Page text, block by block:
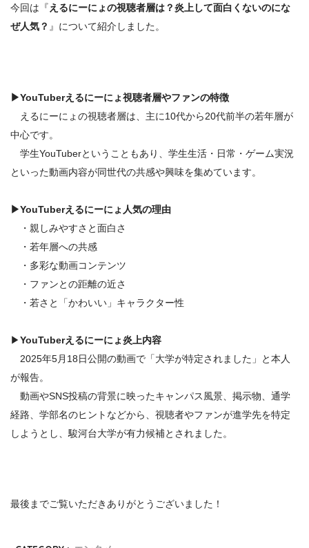
今回は『えるにーにょの視聴者層は？炎上して面白くないのにな
ぜ人気？ 』について紹介しました。
▶YouTuberえるにーにょ視聴者層やファンの特徴
えるにーにょの視聴者層は、主に10代から20代前半の若年層が
中心です。
学生YouTuberということもあり、学生生活・日常・ゲーム実況
といった動画内容が同世代の共感や興味を集めています。
▶YouTuberえるにーにょ 人気の理由
・親しみやすさと面白さ
・若年層への共感
・多彩な動画コンテンツ
・ファンとの距離の近さ
・若さと「かわいい」キャラクター性
▶YouTuberえるにーにょ炎上内容
2025年5月18日公開の動画で「大学が特定されました」と本人
が報告。
動画やSNS投稿の背景に映ったキャンパス風景、掲示物、通学
経路、学部名のヒントなどから、視聴者やファンが進学先を特定
しようとし、駿河台大学が有力候補とされました。
最後までご覧いただきありがとうございました！